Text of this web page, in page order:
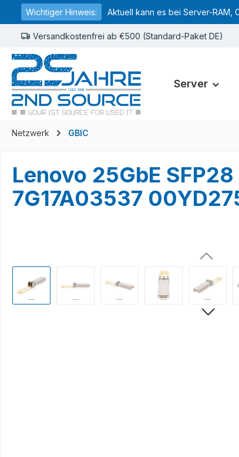
Zur Hauptnavigation springen
Wichtiger Hinweis: Aktuell kann es bei Server-RAM,
Versandkostenfrei ab €500 (Standard-Paket DE)
Server
Netzwerk GBIC
Lenovo 25GbE
7G17A03537